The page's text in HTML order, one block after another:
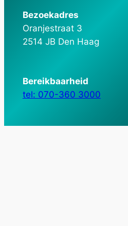
Bezoekadres
Oranjestraat 3
2514 JB Den Haag
Bereikbaarheid
tel: 070-360 3000